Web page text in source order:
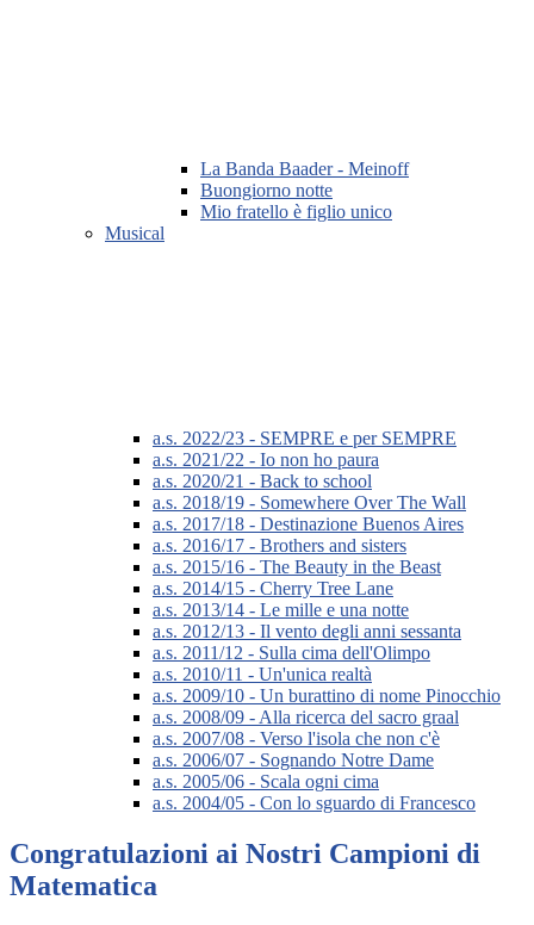
La Banda Baader - Meinoff
Buongiorno notte
Mio fratello è figlio unico
Musical
a.s. 2022/23 - SEMPRE e per SEMPRE
a.s. 2021/22 - Io non ho paura
a.s. 2020/21 - Back to school
a.s. 2018/19 - Somewhere Over The Wall
a.s. 2017/18 - Destinazione Buenos Aires
a.s. 2016/17 - Brothers and sisters
a.s. 2015/16 - The Beauty in the Beast
a.s. 2014/15 - Cherry Tree Lane
a.s. 2013/14 - Le mille e una notte
a.s. 2012/13 - Il vento degli anni sessanta
a.s. 2011/12 - Sulla cima dell'Olimpo
a.s. 2010/11 - Un'unica realtà
a.s. 2009/10 - Un burattino di nome Pinocchio
a.s. 2008/09 - Alla ricerca del sacro graal
a.s. 2007/08 - Verso l'isola che non c'è
a.s. 2006/07 - Sognando Notre Dame
a.s. 2005/06 - Scala ogni cima
a.s. 2004/05 - Con lo sguardo di Francesco
Congratulazioni ai Nostri Campioni di
Matematica